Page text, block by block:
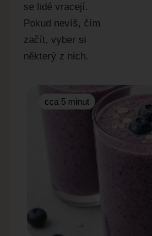
se lidé vracejí.
Pokud nevíš, čím
začít, vyber si
některý z nich.
cca 5 minut